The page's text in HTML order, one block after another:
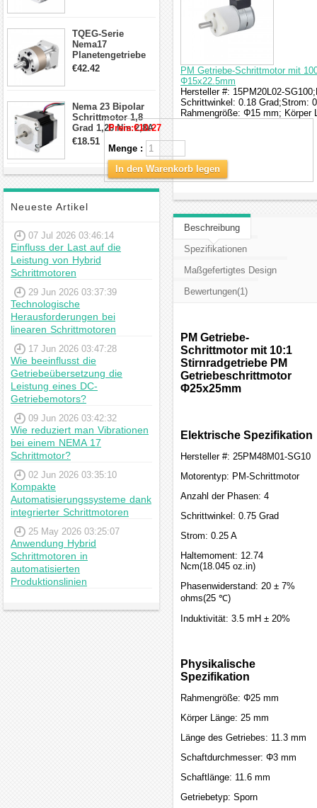
TQEG-Serie
Nema17
Planetengetriebe
10:1 Spiel 15Arc-
€42.42
Nema 23 Bipolar
Schrittmotor 1,8
Grad 1,26 Nm 2,8A
2,5V 4 Drähte
23hs22-2804s
Schrittmotor
€18.51
Neueste Artikel
07 Jul 2026 03:46:14
Einfluss der Last auf die
Leistung von Hybrid
Schrittmotoren
29 Jun 2026 03:37:39
Technologische
Herausforderungen bei
linearen Schrittmotoren
17 Jun 2026 03:47:28
Wie beeinflusst die
Getriebeübersetzung die
Leistung eines DC-
Getriebemotors?
09 Jun 2026 03:42:32
Wie reduziert man Vibrationen
bei einem NEMA 17
Schrittmotor?
02 Jun 2026 03:35:10
Kompakte
Automatisierungssysteme dank
integrierter Schrittmotoren
25 May 2026 03:25:07
Anwendung Hybrid
Schrittmotoren in
automatisierten
Produktionslinien
PM Getriebe-Schrittmotor mit
Φ15x22.5mm
Hersteller #: 15PM20L02-
Schrittwinkel: 0.18 Grad;Strom:
Rahmengröße: Φ15 mm; Körper
Preis:€10.27
Menge :
In den Warenkorb legen
Beschreibung
Spezifikationen
Maßgefertigtes Design
Bewertungen(1)
PM Getriebe-
Schrittmotor mit 10:1
Stirnradgetriebe PM
Getriebeschrittmotor
Φ25x25mm
Elektrische Spezifikation
Hersteller #: 25PM48M01-SG10
Motorentyp: PM-Schrittmotor
Anzahl der Phasen: 4
Schrittwinkel: 0.75 Grad
Strom: 0.25 A
Haltemoment: 12.74
Ncm(18.045 oz.in)
Phasenwiderstand: 20 ± 7%
ohms(25 ℃)
Induktivität: 3.5 mH ± 20%
Physikalische
Spezifikation
Rahmengröße: Φ25 mm
Körper Länge: 25 mm
Länge des Getriebes: 11.3 mm
Schaftdurchmesser: Φ3 mm
Schaftlänge: 11.6 mm
Getriebetyp: Sporn